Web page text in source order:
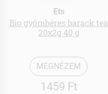
Ets
Bio gyömbéres barack tea
20x2g 40 g
MEGNÉZEM
1459 Ft